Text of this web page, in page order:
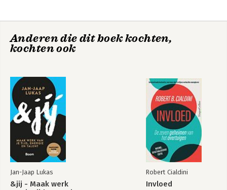
Anderen die dit boek kochten,
kochten ook
Jan-Jaap Lukas
&jij - Maak werk
Robert Cialdini
Invloed